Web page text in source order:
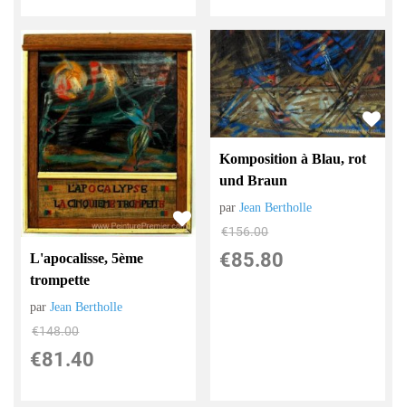
L'apocalisse, 5ème
trompette
parJean Bertholle
€148.00
€81.40
Komposition à Blau, rot
und Braun
parJean Bertholle
€156.00
€85.80